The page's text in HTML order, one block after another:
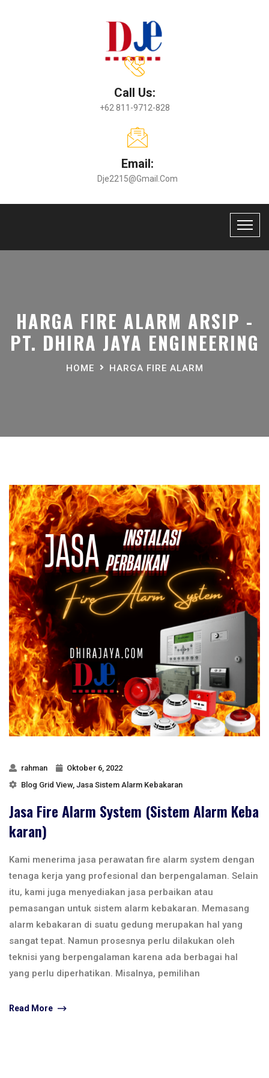
Call Us:
+62 811-9712-828
Email:
Dje2215@gmail.com
HARGA FIRE ALARM ARSIP -
PT. DHIRA JAYA ENGINEERING
HOME HARGA FIRE ALARM
rahman
Oktober 6, 2022
Blog Grid View, Jasa Sistem Alarm Kebakaran
Jasa Fire Alarm System (Sistem Alarm Keba
Karan)
Kami menerima jasa perawatan fire alarm system dengan
tenaga kerja yang profesional dan berpengalaman. Selain
itu, kami juga menyediakan jasa perbaikan atau
pemasangan untuk sistem alarm kebakaran. Memasang
alarm kebakaran di suatu gedung merupakan hal yang
sangat tepat. Namun prosesnya perlu dilakukan oleh
teknisi yang berpengalaman karena ada berbagai hal
yang perlu diperhatikan. Misalnya, pemilihan
Read More